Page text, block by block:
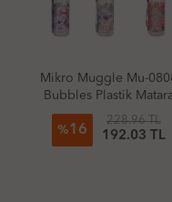
Muggle Mu-0808
Plastik Matara
Kız Modelleri
228.96 TL
192.03 TL